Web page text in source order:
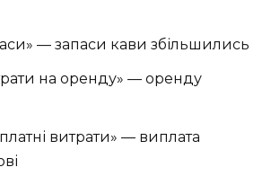
— запаси кави збільшились
на оренду» — оренду
витрати» — виплата